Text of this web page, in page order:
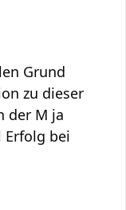
Grund
zu dieser
der M ja
bei